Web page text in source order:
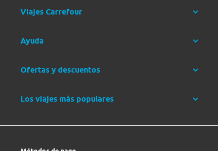
Viajes Carrefour
Ayuda
Ofertas y descuentos
Los viajes más populares